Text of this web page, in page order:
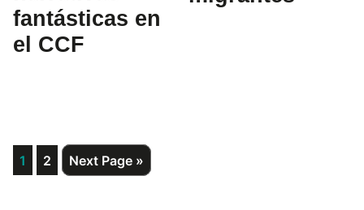
fantásticas en
el CCF
Page
1 Page
2
Go
to
Next Page »